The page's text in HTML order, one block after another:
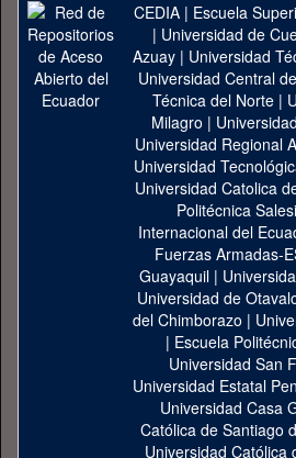
CEDIA| Escuela
| Universidad de
Azuay| Universidad
Universidad Central
Técnica del Norte |
Milagro |
Universidad Regional
Universidad
Universidad Catolica
Politécnica
Internacional del
Fuerzas Armadas-
Guayaquil|
Universidad de
del Chimborazo |
| Escuela
Universidad San
Universidad Estatal
Universidad Casa
Católica de Santiago
Universidad Católica